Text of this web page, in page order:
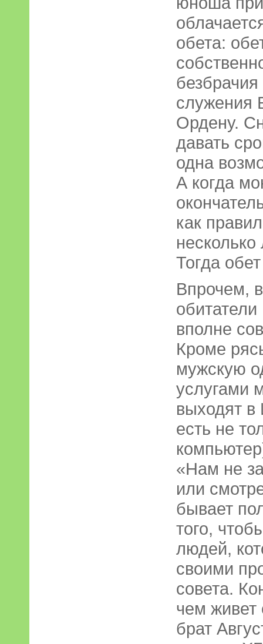
обета:
служения
Ордену.
давать
одна
А когда
как
Тогда
Впрочем,
вполне
Кроме
мужскую
услугами
выходят в
есть не
«Нам не
или
бывает
того,
людей,
своими
совета.
чем живет
брат